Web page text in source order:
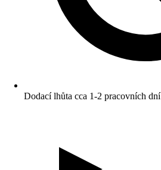
Dodací lhůta cca 1-2 pracovních dní